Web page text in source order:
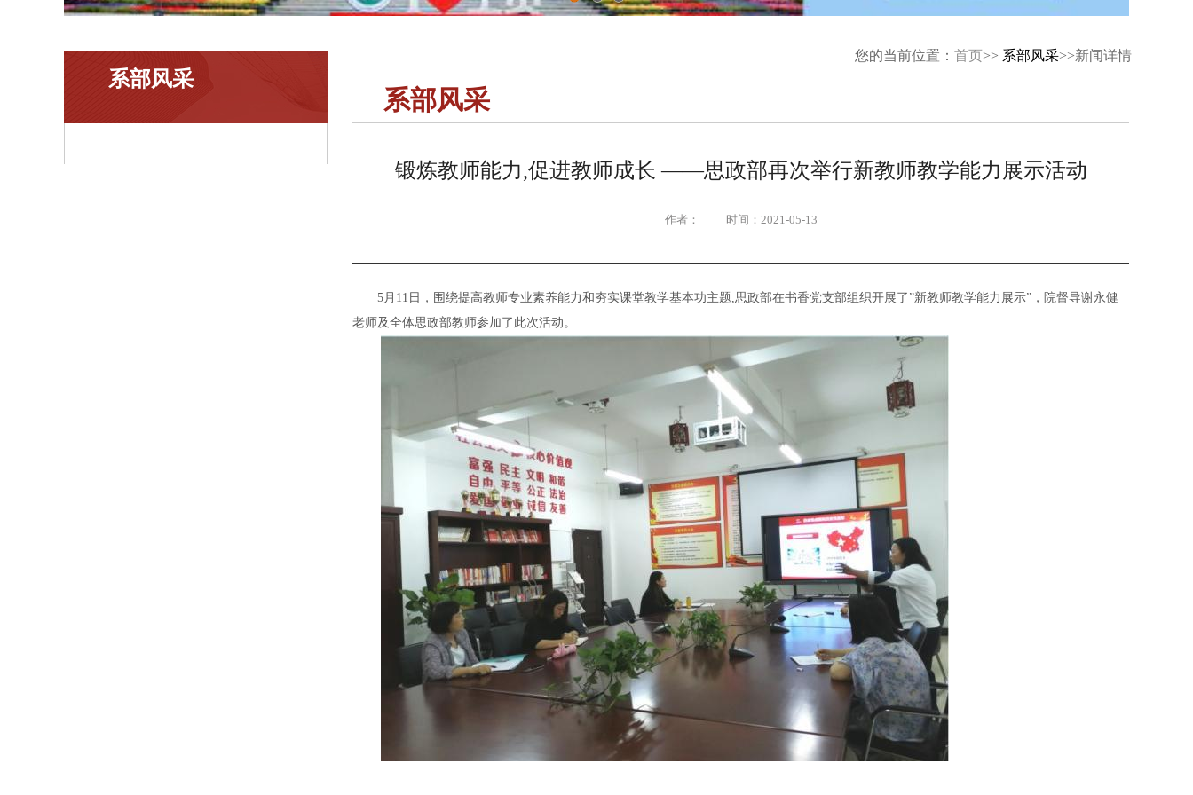
1 2 3
系部风采
您的当前位置： 首页>> 系部风采>>新闻详情
系部风采
锻炼教师能力,促进教师成长 ——思政部再次举行新教师教学能力展示活动
作者： 时间：2021-05-13
5月 11日，围绕提高教师专业素养能力和夯实课堂教学基本功主题,思政部在书香党支部组织开展了”新教师教学能力展示”，院督导谢永健
老师及全体思政部教师参加了此次活动。